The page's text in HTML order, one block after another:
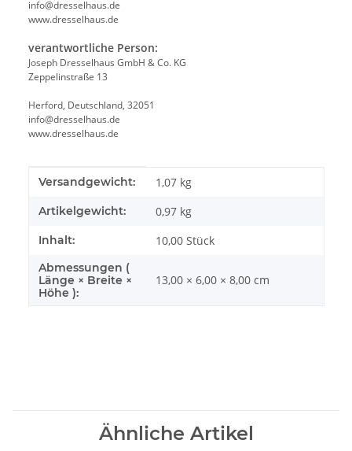
info@dresselhaus.de
www.dresselhaus.de
verantwortliche Person:
Joseph Dresselhaus GmbH & Co. KG
Zeppelinstraße 13
Herford, Deutschland, 32051
info@dresselhaus.de
www.dresselhaus.de
Produkteigenschaft
Wert
Versandgewicht: 1,07 kg
Artikelgewicht: 0,97 kg
Inhalt: 10,00 Stück
Abmessungen (
Länge × Breite ×
Höhe ):
13,00 × 6,00 × 8,00 cm
Ähnliche Artikel